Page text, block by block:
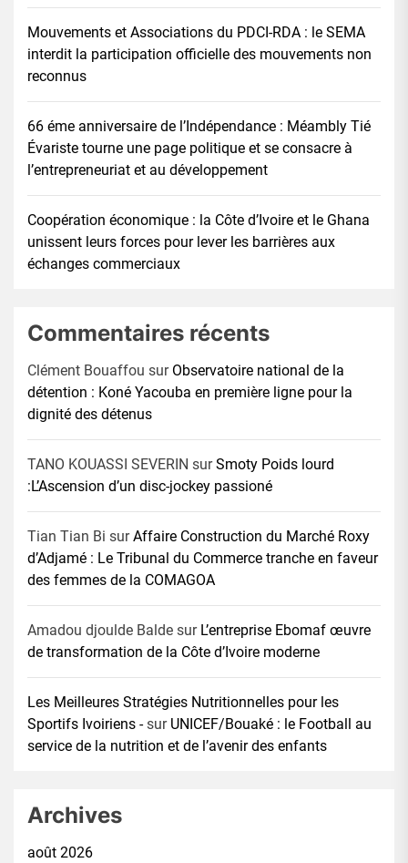
Mouvements et Associations du PDCI-RDA : le SEMA
interdit la participation officielle des mouvements non
reconnus
66 éme anniversaire de l’Indépendance : Méambly Tié
Évariste tourne une page politique et se consacre à
l’entrepreneuriat et au développement
Coopération économique : la Côte d’Ivoire et le Ghana
unissent leurs forces pour lever les barrières aux
échanges commerciaux
Commentaires récents
Clément Bouaffou sur Observatoire national de la
détention : Koné Yacouba en première ligne pour la
dignité des détenus
TANO KOUASSI SEVERIN surSmoty Poids lourd
:L’Ascension d’un disc-jockey passioné
Tian Tian Bi surAffaire Construction du Marché Roxy
d’Adjamé : Le Tribunal du Commerce tranche en faveur
des femmes de la COMAGOA
Amadou djoulde Balde sur L’entreprise Ebomaf œuvre
de transformation de la Côte d’Ivoire moderne
Les Meilleures Stratégies Nutritionnelles pour les
Sportifs Ivoiriens -sur UNICEF/Bouaké : le Football au
service de la nutrition et de l’avenir des enfants
Archives
août 2026